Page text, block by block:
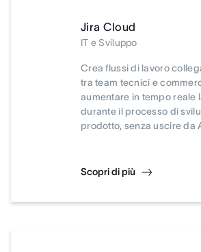
Jira Cloud
IT e Sviluppo
Crea flussi di lavoro
tra team tecnici e
aumentare in tempo reale
durante il processo di
prodotto, senza uscire da
Scopri di più